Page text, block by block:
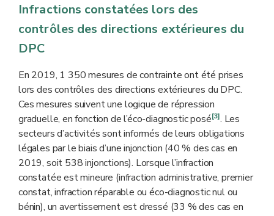
Infractions constatées lors des
contrôles des directions extérieures du
DPC
En 2019, 1 350 mesures de contrainte ont été prises
lors des contrôles des directions extérieures du DPC.
Ces mesures suivent une logique de répression
graduelle, en fonction de l’éco-diagnostic posé[3]. Les
secteurs d’activités sont informés de leurs obligations
légales par le biais d’une injonction (40 % des cas en
2019, soit 538 injonctions). Lorsque l’infraction
constatée est mineure (infraction administrative, premier
constat, infraction réparable ou éco-diagnostic nul ou
bénin), un avertissement est dressé (33 % des cas en